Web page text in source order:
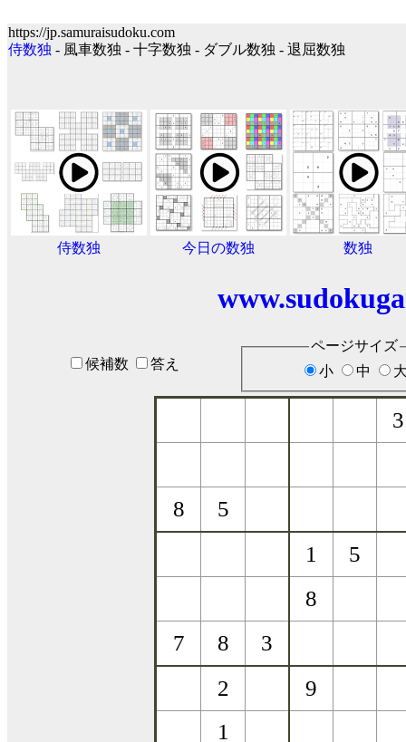
https://jp.samuraisudoku.com
侍数独 - 風車数独 - 十字数独 - ダブル数独 - 退屈数独
侍数独 今日の数独 数独
候補数 答え
ページサイズ
小
中